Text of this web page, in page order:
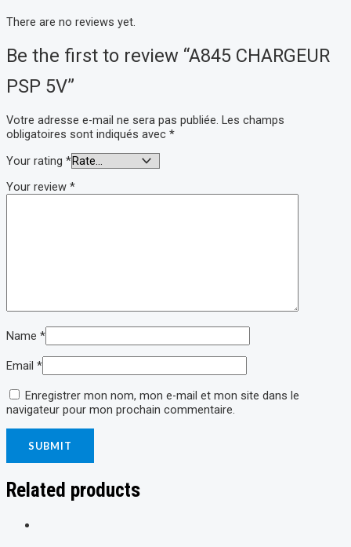
There are no reviews yet.
Be the first to review “A845 CHARGEUR
PSP 5V”
Votre adresse e-mail ne sera pas publiée. Les champs
obligatoires sont indiqués avec *
Your rating *
Your review *
Name *
Email *
Enregistrer mon nom, mon e-mail et mon site dans le
navigateur pour mon prochain commentaire.
Related products